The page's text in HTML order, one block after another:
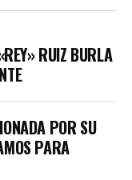
RUIZ BURLA
POR SU
PARA